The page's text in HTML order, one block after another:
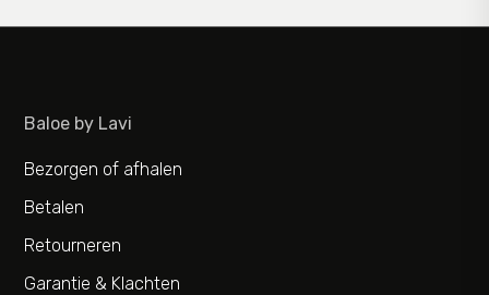
Baloe by Lavi
Bezorgen of afhalen
Betalen
Retourneren
Garantie & Klachten